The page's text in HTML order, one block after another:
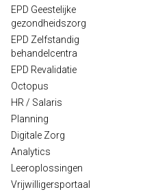
EPD Geestelijke
gezondheidszorg
EPD Zelfstandig
behandelcentra
EPD Revalidatie
Octopus
HR / Salaris
Planning
Digitale Zorg
Analytics
Leeroplossingen
Vrijwilligersportaal